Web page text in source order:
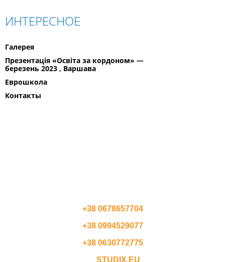
ИНТЕРЕСНОЕ
Галерея
Презентація «Освіта за кордоном» —
березень 2023 , Варшава
Еврошкола
Контакты
+38 0678657704
+38 0994529077
+38 0630772775
STUDIX.EU